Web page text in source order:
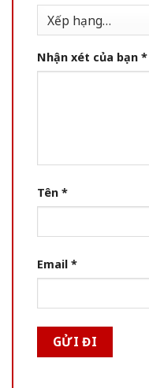
Nhận xét của bạn *
Tên *
Email *